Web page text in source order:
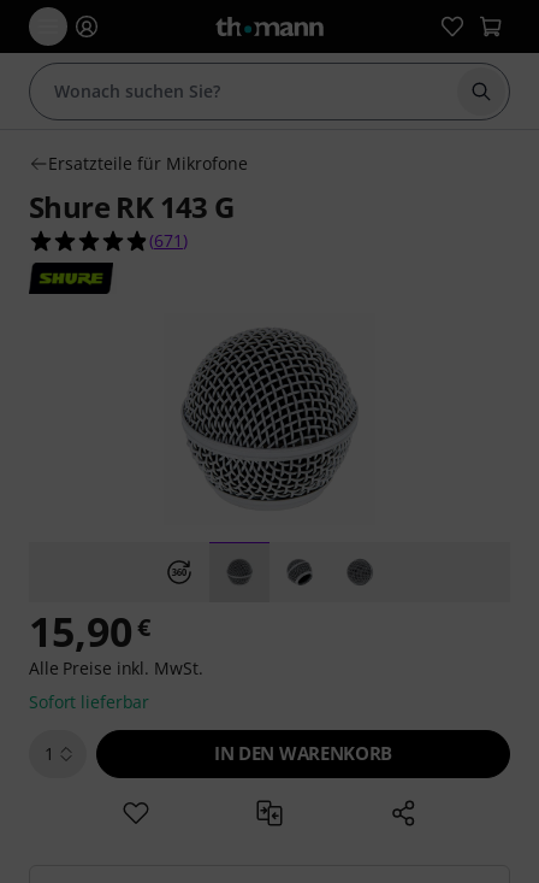
Suche
Ersatzteile für Mikrofone
Shure RK 143 G
4.9 von 5 Sternen aus 671 Kundenbewertungen
(671 )
15,90€
Alle Preise inkl. MwSt.
Sofort lieferbar
1 IN DEN WARENKORB